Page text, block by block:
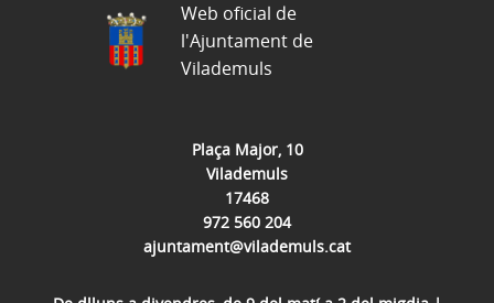
Plaça Major, 10
Vilademuls
17468
972 560 204
ajuntament@vilademuls.cat
Web oficial de
l'Ajuntament de
Vilademuls